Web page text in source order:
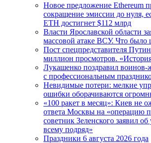
Новое предложение Ethereum
сокращение эмиссии до нуля,
ETH достигнет $112 млрд
Власти Ярославской области
массовой атаке ВСУ. Что было
Пост спецпредставителя
миллион просмотров.
Лукашенко поздравил воинов-
с профессиональным
Невидимые потери: мелкие
ошибки оборачиваются
«100 ракет в месяц»: Киев не
ответа Москвы на «операцию
советник Зеленского заявил
всему подряд»
Праздники 6 августа 2026 года